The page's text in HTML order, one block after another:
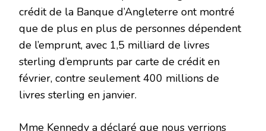
crédit de la Banque d’Angleterre ont montré
que de plus en plus de personnes dépendent
de l’emprunt, avec 1,5 milliard de livres
sterling d’emprunts par carte de crédit en
février, contre seulement 400 millions de
livres sterling en janvier.
Mme Kennedy a déclaré que nous verrions